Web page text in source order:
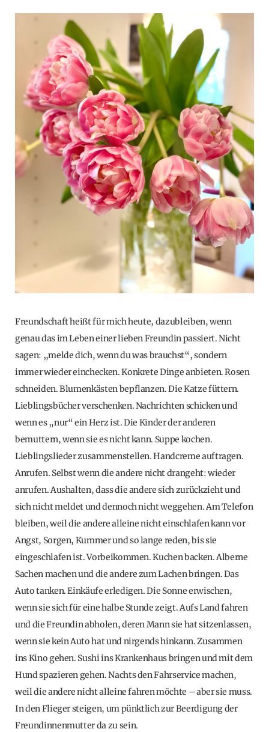
Freundschaft heißt für mich heute, dazubleiben, wenn
genau das im Leben einer lieben Freundin passiert. Nicht
sagen: „melde dich, wenn du was brauchst“, sondern
immer wieder einchecken. Konkrete Dinge anbieten. Rosen
schneiden. Blumenkästen bepflanzen. Die Katze füttern.
Lieblingsbücher verschenken. Nachrichten schicken und
wenn es „nur“ ein Herz ist. Die Kinder der anderen
bemuttern, wenn sie es nicht kann. Suppe kochen.
Lieblingslieder zusammenstellen. Handcreme auftragen.
Anrufen. Selbst wenn die andere nicht drangeht: wieder
anrufen. Aushalten, dass die andere sich zurückzieht und
sich nicht meldet und dennoch nicht weggehen. Am Telefon
bleiben, weil die andere alleine nicht einschlafen kann vor
Angst, Sorgen, Kummer und so lange reden, bis sie
eingeschlafen ist. Vorbeikommen. Kuchen backen. Alberne
Sachen machen und die andere zum Lachen bringen. Das
Auto tanken. Einkäufe erledigen. Die Sonne erwischen,
wenn sie sich für eine halbe Stunde zeigt. Aufs Land fahren
und die Freundin abholen, deren Mann sie hat sitzenlassen,
wenn sie kein Auto hat und nirgends hinkann. Zusammen
ins Kino gehen. Sushi ins Krankenhaus bringen und mit dem
Hund spazieren gehen. Nachts den Fahrservice machen,
weil die andere nicht alleine fahren möchte – aber sie muss.
In den Flieger steigen, um pünktlich zur Beerdigung der
Freundinnenmutter da zu sein.